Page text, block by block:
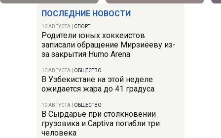
ПОСЛЕДНИЕ НОВОСТИ
10 АВГУСТА СПОРТ
Родители юных хоккеистов
записали обращение Мирзиёеву из-
за закрытия Humo Arena
10 АВГУСТА ОБЩЕСТВО
В Узбекистане на этой неделе
ожидается жара до 41 градуса
10 АВГУСТА ОБЩЕСТВО
В Сырдарье при столкновении
грузовика и Captiva погибли три
человека